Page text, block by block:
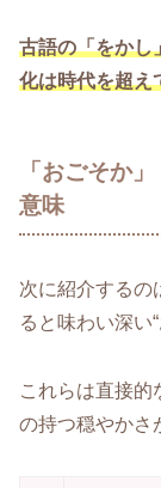
古語の「をかし
化は時代を超え
「おごそか
意味
次に紹介するの
ると味わい深い
これらは直接的
の持つ穏やかさ